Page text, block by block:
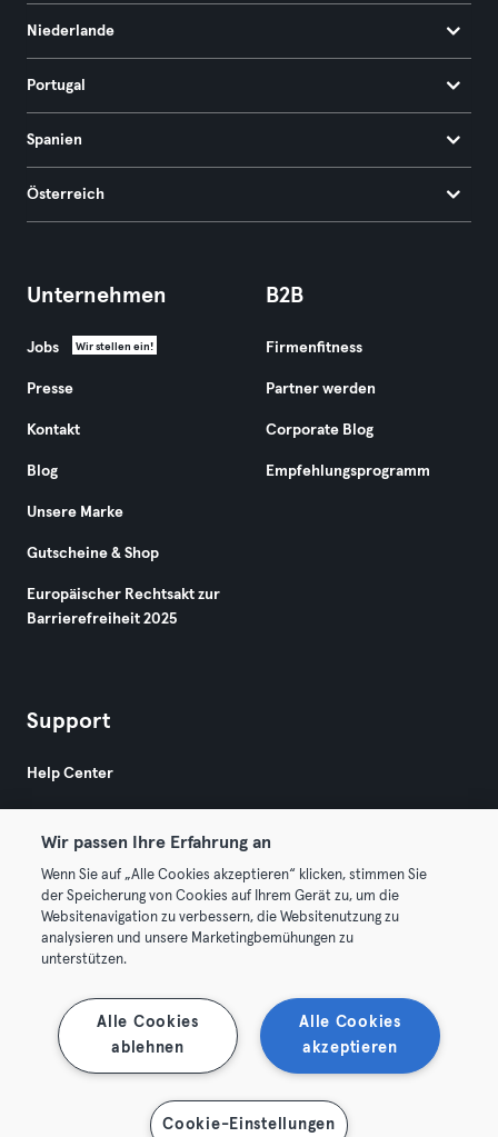
Karte anzeigen
Niederlande
Portugal
Spanien
Österreich
Unternehmen
Jobs Wir stellen ein!
Presse
Kontakt
Blog
Unsere Marke
Gutscheine & Shop
Europäischer Rechtsakt zur
Barrierefreiheit 2025
B2B
Firmenfitness
Partner werden
Corporate Blog
Empfehlungsprogramm
Support
Help Center
© 2026 Urban Sports Group GmbH. All rights reserved.
AGB Datenschutz
Vertrag hier kündigen Hier Verträge widerrufen
Wir passen Ihre Erfahrung an
Wenn Sie auf „Alle Cookies akzeptieren“ klicken, stimmen Sie
der Speicherung von Cookies auf Ihrem Gerät zu, um die
Websitenavigation zu verbessern, die Websitenutzung zu
analysieren und unsere Marketingbemühungen zu
unterstützen.
Alle Cookies
akzeptieren
Alle Cookies
ablehnen
Cookie-Einstellungen